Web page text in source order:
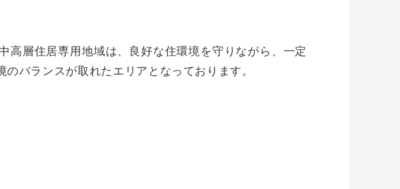
高層住居専用地域は、良好な住環境を守りながら、一定
バランスが取れたエリアとなっております。